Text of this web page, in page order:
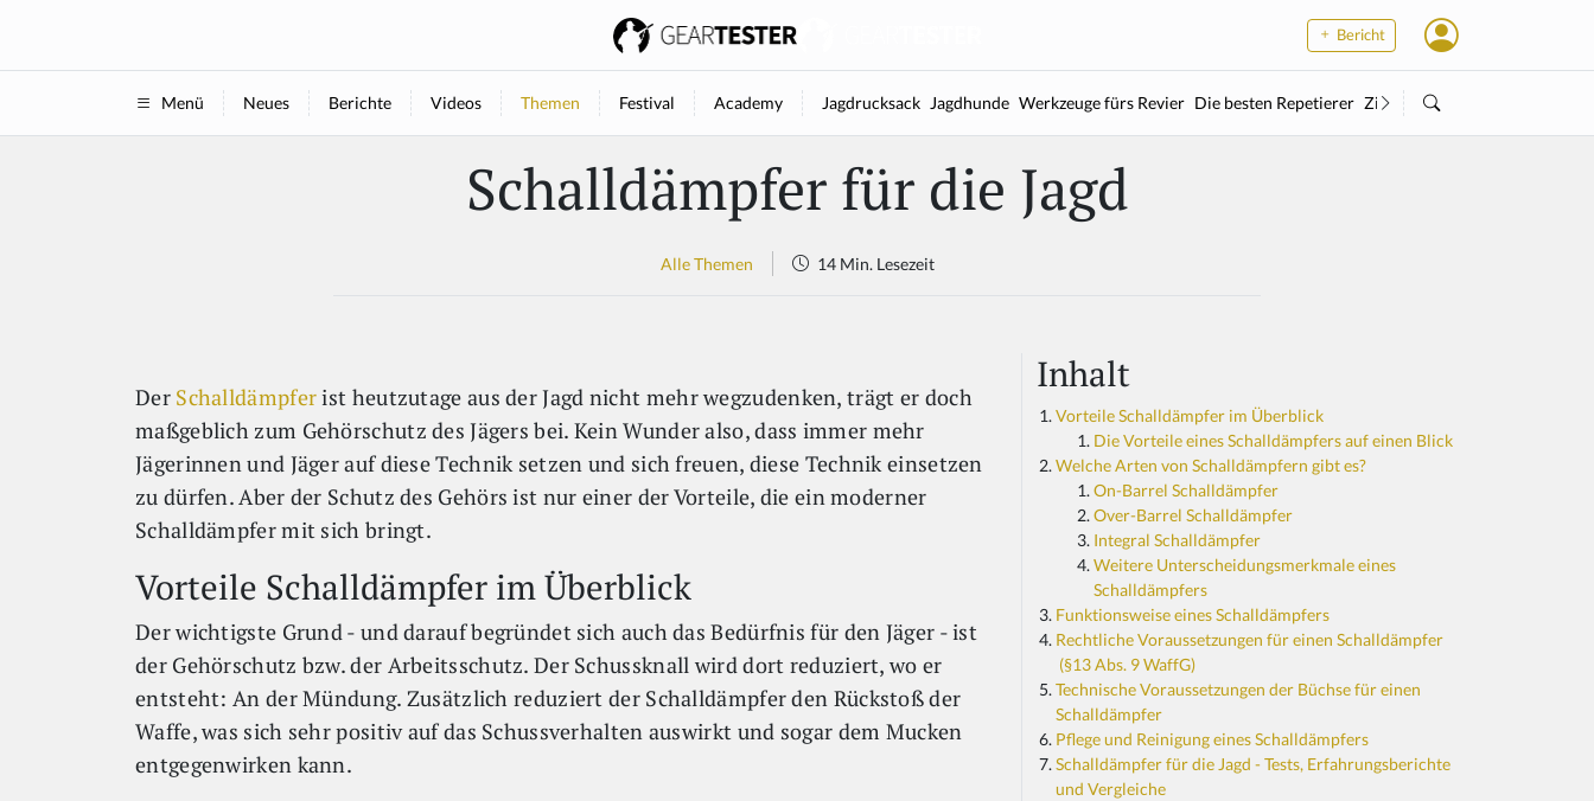
Bericht
Menü Neues Berichte Videos Themen Festival Academy Jagdrucksack Jagdhunde Werkzeuge fürs Revier Die besten Repetierer Zielstock
Schalldämpfer für die Jagd
Alle Themen 14 Min. Lesezeit
Der Schalldämpferist heutzutage aus der Jagd nicht mehr wegzudenken, trägt er doch
maßgeblich zum Gehörschutz des Jägers bei. Kein Wunder also, dass immer mehr
Jägerinnen und Jäger auf diese Technik setzen und sich freuen, diese Technik einsetzen
zu dürfen. Aber der Schutz des Gehörs ist nur einer der Vorteile, die ein moderner
Schalldämpfer mit sich bringt.
Vorteile Schalldämpfer im Überblick
Der wichtigste Grund - und darauf begründet sich auch das Bedürfnis für den Jäger - ist
der Gehörschutz bzw. der Arbeitsschutz. Der Schussknall wird dort reduziert, wo er
entsteht: An der Mündung. Zusätzlich reduziert der Schalldämpfer den Rückstoß der
Waffe, was sich sehr positiv auf das Schussverhalten auswirkt und sogar dem Mucken
entgegenwirken kann.
Inhalt
Vorteile Schalldämpfer im Überblick
Die Vorteile eines Schalldämpfers auf einen Blick
Welche Arten von Schalldämpfern gibt es?
On-Barrel Schalldämpfer
Over-Barrel Schalldämpfer
Integral Schalldämpfer
Weitere Unterscheidungsmerkmale eines
Schalldämpfers
Funktionsweise eines Schalldämpfers
Rechtliche Voraussetzungen für einen Schalldämpfer
(§13 Abs. 9 WaffG)
Technische Voraussetzungen der Büchse für einen
Schalldämpfer
Pflege und Reinigung eines Schalldämpfers
Schalldämpfer für die Jagd - Tests, Erfahrungsberichte
und Vergleiche